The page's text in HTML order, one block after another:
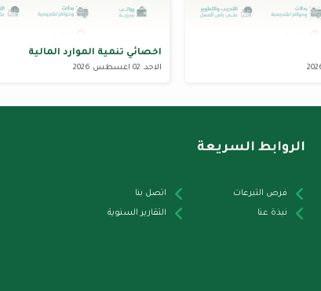
اخصائي تنمية الموارد المالية
الاحد، 02 اغسطس 2026
الروابط السريعة
فرص التبرعات
نبذة عنا
اتصل بنا
التقارير السنوية